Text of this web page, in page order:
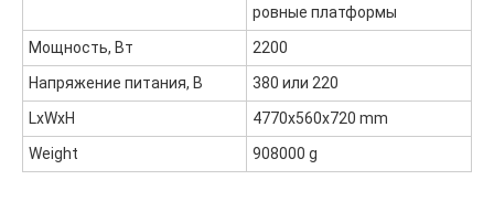
ровные платформы
Мощность, Вт
2200
Напряжение питания, В
380 или 220
LxWxH
4770x560x720 mm
Weight
908000 g